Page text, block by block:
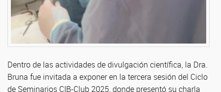
Dentro de las actividades de divulgación científica, la Dra.
Bruna fue invitada a exponer en la tercera sesión del Ciclo
de Seminarios CIB-Club 2025, donde presentó su charla